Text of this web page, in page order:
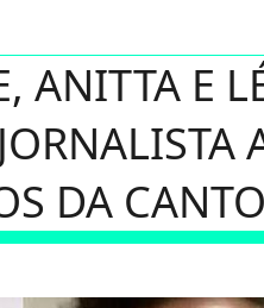
ANITTA E
DA